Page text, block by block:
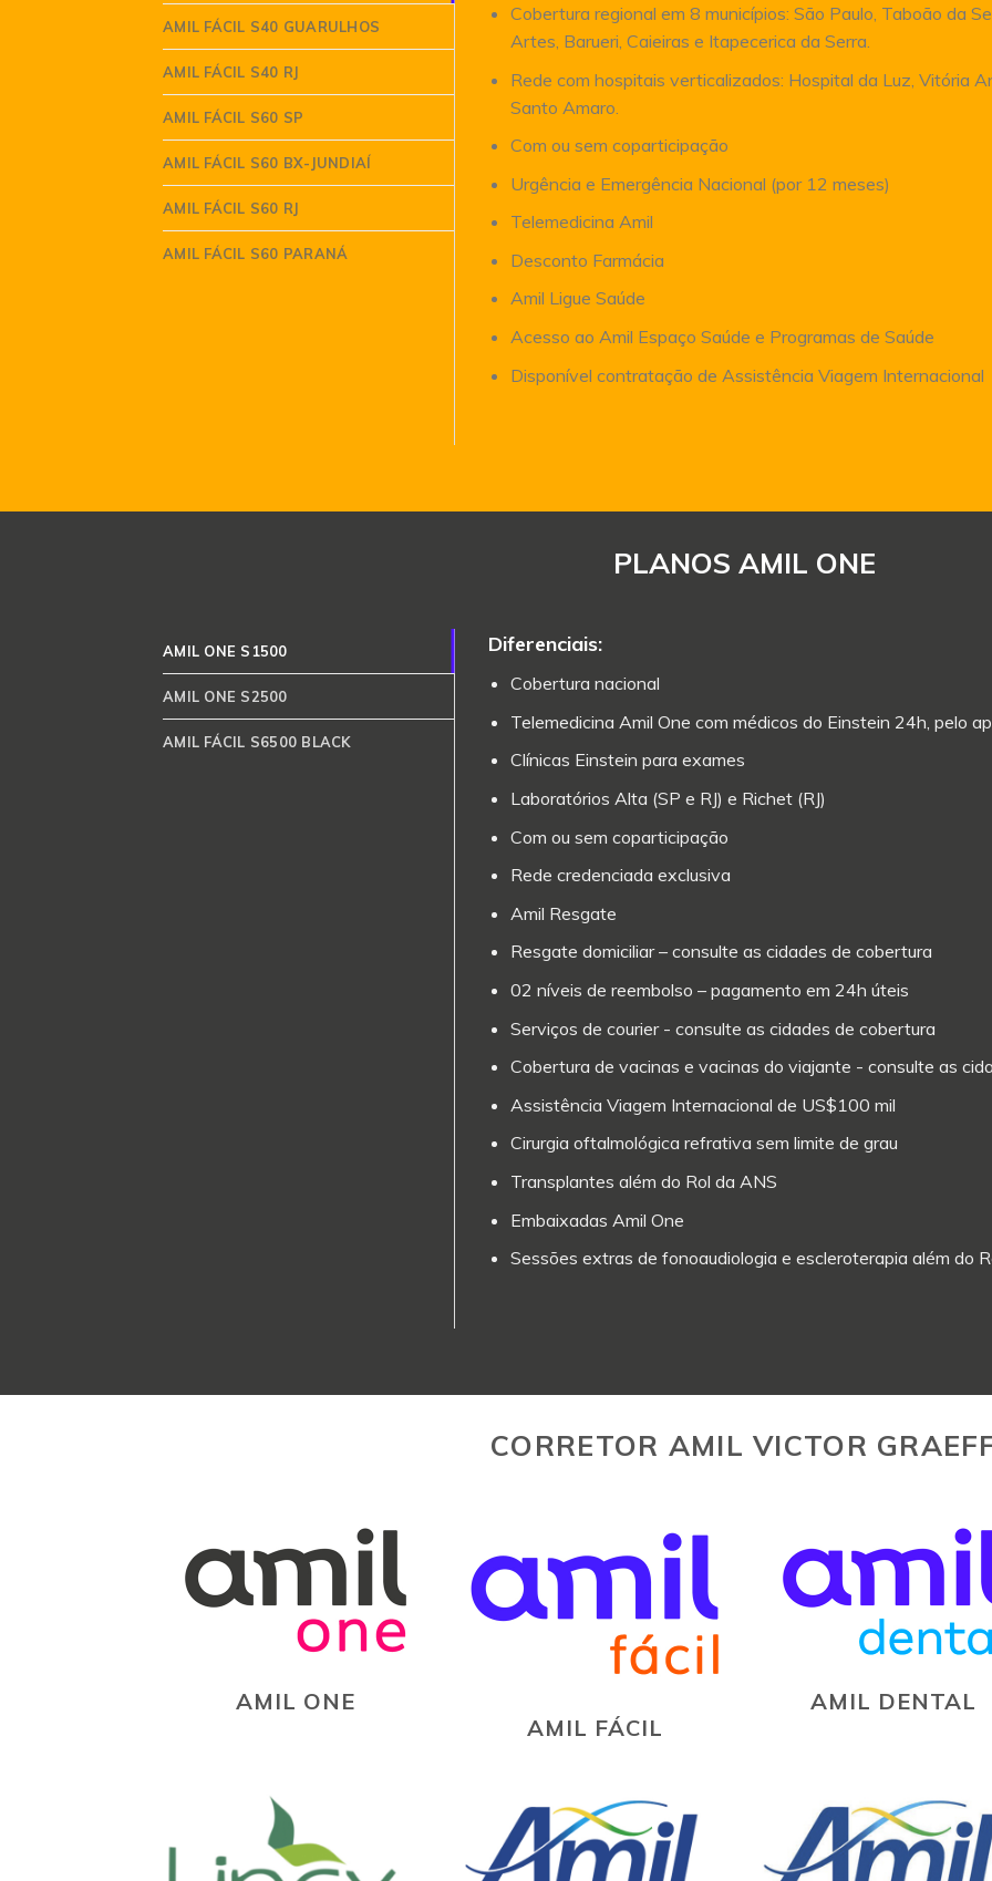
AMIL FÁCIL S40 GUARULHOS
AMIL FÁCIL S40 RJ
AMIL FÁCIL S60 SP
AMIL FÁCIL S60 BX-JUNDIAÍ
AMIL FÁCIL S60 RJ
AMIL FÁCIL S60 PARANÁ
Cobertura regional em 8 municípios: São Paulo, Taboão da
Artes, Barueri, Caieiras e Itapecerica da Serra.
Rede com hospitais verticalizados: Hospital da Luz, Vitória
Santo Amaro.
Com ou sem coparticipação
Urgência e Emergência Nacional (por 12 meses)
Telemedicina Amil
Desconto Farmácia
Amil Ligue Saúde
Acesso ao Amil Espaço Saúde e Programas de Saúde
Disponível contratação de Assistência Viagem Internacional
PLANOS AMIL ONE
AMIL ONE S1500
AMIL ONE S2500
AMIL FÁCIL S6500 BLACK
Diferenciais:
Cobertura nacional
Telemedicina Amil One com médicos do Einstein 24h, pelo
Clínicas Einstein para exames
Laboratórios Alta (SP e RJ) e Richet (RJ)
Com ou sem coparticipação
Rede credenciada exclusiva
Amil Resgate
Resgate domiciliar – consulte as cidades de cobertura
02 níveis de reembolso – pagamento em 24h úteis
Serviços de courier - consulte as cidades de cobertura
Cobertura de vacinas e vacinas do viajante - consulte as
Assistência Viagem Internacional de US$100 mil
Cirurgia oftalmológica refrativa sem limite de grau
Transplantes além do Rol da ANS
Embaixadas Amil One
Sessões extras de fonoaudiologia e escleroterapia além do
CORRETOR AMIL VICTOR
AMIL ONE
AMIL FÁCIL
AMIL DENTAL